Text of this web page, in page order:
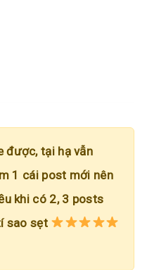
được, tại hạ vẫn
1 cái post mới nên
khi có 2, 3 posts
sao sẹt